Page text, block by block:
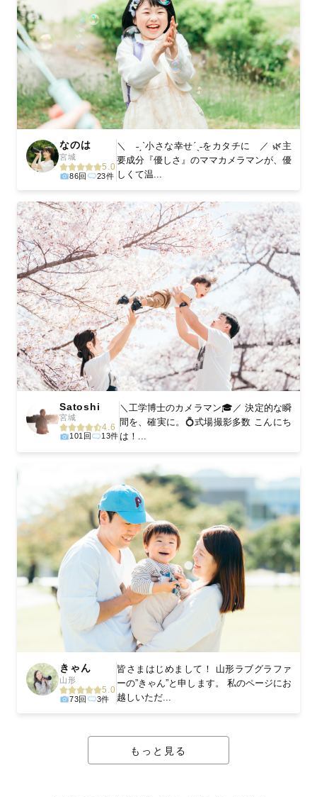
なのは
宮城
5.0
86回 23件
＼ ˗ˏˋ小さな幸せˊˎ˗をカタチに ／ 🌿主
要成分『優しさ』のママカメラマンが、優
しくて温...
Satoshi
宮城
4.6
101回 13件
＼工学博士のカメラマン🎓／ 決定的な瞬
間を、確実に。💍式場撮影多数 こんにち
は！...
きゃん
山形
5.0
73回 3件
皆さまはじめまして！ 山形ラブグラファ
ーの”きゃん”と申します。 私のページにお
越しいただ...
もっと見る